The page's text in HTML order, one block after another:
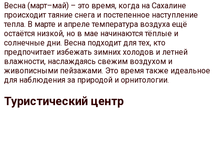
Весна (март–май) – это время, когда на Сахалине
происходит таяние снега и постепенное наступление
тепла. В марте и апреле температура воздуха ещё
остаётся низкой, но в мае начинаются тёплые и
солнечные дни. Весна подходит для тех, кто
предпочитает избежать зимних холодов и летней
влажности, наслаждаясь свежим воздухом и
живописными пейзажами. Это время также идеальное
для наблюдения за природой и орнитологии.
Туристический центр